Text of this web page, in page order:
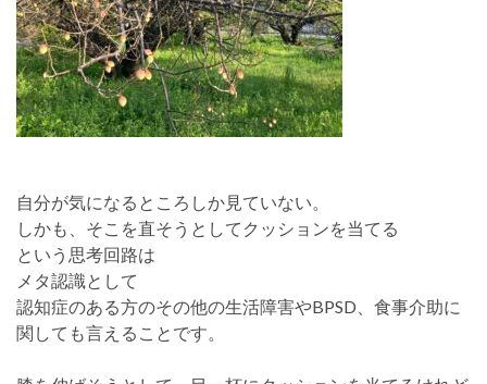
自分が気になるところしか見ていない。
しかも、そこを直そうとしてクッションを当てる
という思考回路は
メタ認識として
認知症のある方のその他の生活障害やBPSD、食事介助に
関しても言えることです。